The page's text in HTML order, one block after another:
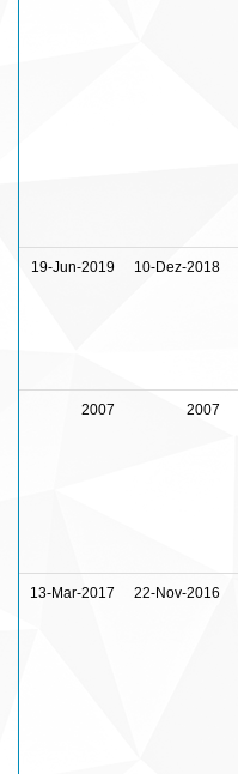
19-Jun-2019 10-Dez-2018
2007 2007
13-Mar-2017 22-Nov-2016